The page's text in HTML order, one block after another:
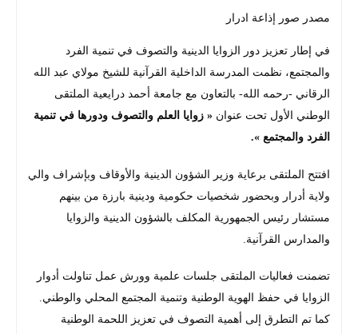
مصدر صور إذاعة ادرار
في إطار تعزيز دور الزوايا الدينية والتصوف في تنمية الفرد
والمجتمع، نظمت المدرسة الداخلية القرآنية للشيخ مولاي عبد الله
الرقاني -رحمه الله- بالتعاون مع جامعة أحمد درايعية الملتقى
الوطني الأول تحت عنوان « زوايا العلم والتصوف ودورها في تنمية
الفرد والمجتمع ».
افتتح الملتقى برعاية وزير الشؤون الدينية والأوقاف وبإشراف والي
ولاية أدرار وبحضور شخصيات حكومية ودينية بارزة من بينهم
مستشار رئيس الجمهورية المكلف بالشؤون الدينية والزوايا
والمدارس القرآنية.
تضمنت فعاليات الملتقى جلسات علمية وورش عمل تناولت أدوار
الزوايا في حفظ الهوية الوطنية وتنمية المجتمع المحلي والوطني.
كما تم التطرق إلى أهمية التصوف في تعزيز اللحمة الوطنية